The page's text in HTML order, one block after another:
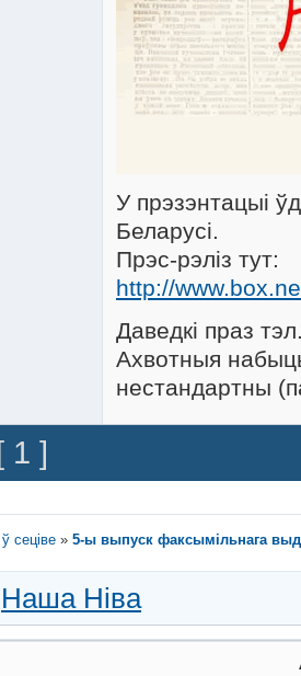
У прэзэнтацыі
Беларусі.
Прэс-рэліз тут:
http://
Даведкі праз
Ахвотныя
нестандартны
1 ]
сеціве »5-ы выпуск факсымільнага
Наша Ніва